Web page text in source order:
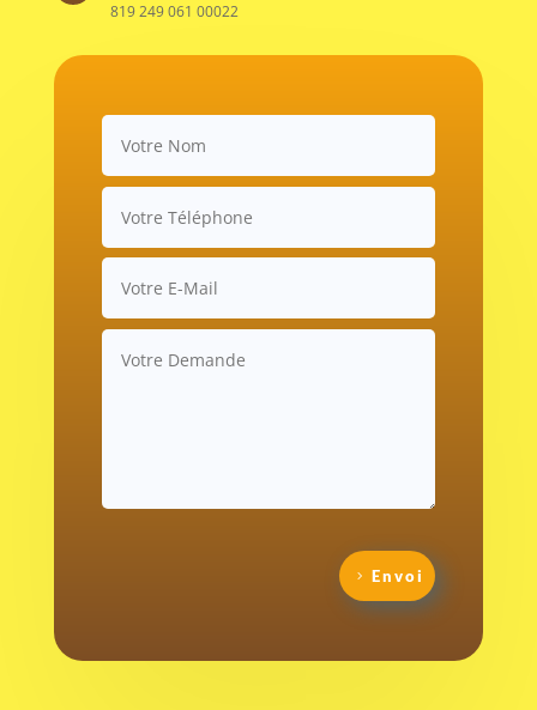
819 249 061 00022
Envoi